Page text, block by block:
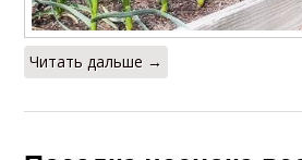
Читать дальше →